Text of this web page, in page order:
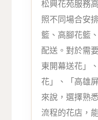
松興花苑服務
照不同場合安
籃、高腳花籃
配送。對於需
東開幕送花」
花」、「高雄
來說，選擇熟
流程的花店，